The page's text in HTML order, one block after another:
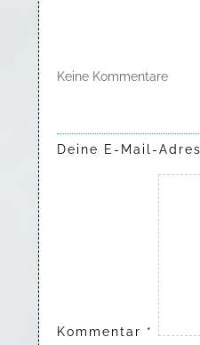
Keine Kommentare
Deine E-Mail-
Kommentar *